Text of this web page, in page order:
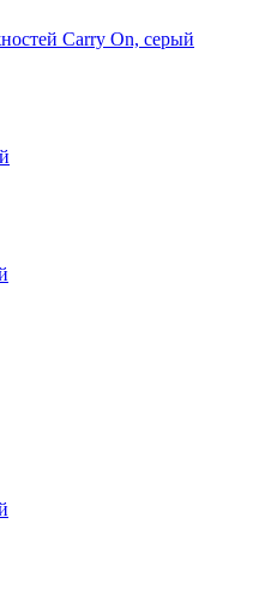
Carry On, серый